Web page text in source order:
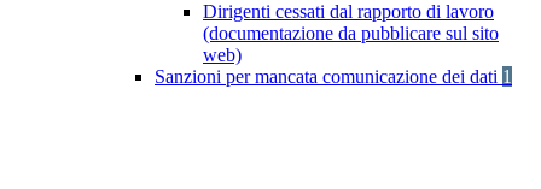
Dirigenti cessati dal rapporto di lavoro
(documentazione da pubblicare sul sito
web)
Sanzioni per mancata comunicazione dei dati 1